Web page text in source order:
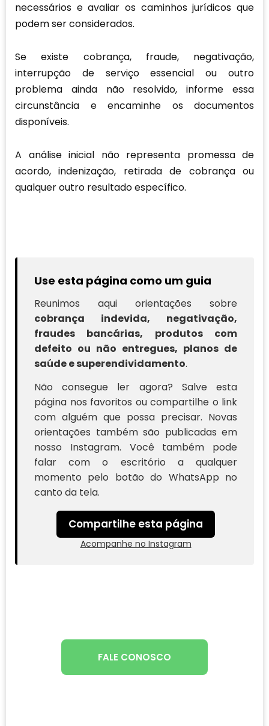
necessários e avaliar os caminhos jurídicos que
podem ser considerados.
Se existe cobrança, fraude, negativação,
interrupção de serviço essencial ou outro
problema ainda não resolvido, informe essa
circunstância e encaminhe os documentos
disponíveis.
A análise inicial não representa promessa de
acordo, indenização, retirada de cobrança ou
qualquer outro resultado específico.
Use esta página como um guia
Reunimos aqui orientações sobre
cobrança indevida, negativação,
fraudes bancárias, produtos com
defeito ou não entregues, planos de
saúde e superendividamento.
Não consegue ler agora? Salve esta
página nos favoritos ou compartilhe o link
com alguém que possa precisar. Novas
orientações também são publicadas em
nosso Instagram. Você também pode
falar com o escritório a qualquer
momento pelo botão do WhatsApp no
canto da tela.
Compartilhe esta página
Acompanhe no Instagram
FALE CONOSCO